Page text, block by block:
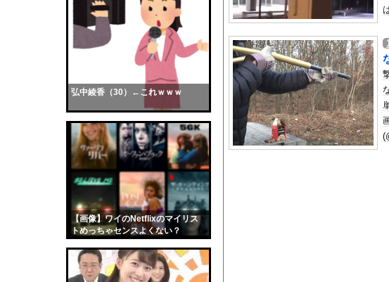
弘中綾香（30）←これｗｗｗ
【画像】ワイのNetflixのマイリス
トめっちゃセンスよくない？
【朗報】齋藤飛鳥、前屈みで完全に見え
海外「日本よ、お前がナンバーワンだ」
勇気を出して白人美女にチン凸したアジ
10年もの間浮気してた嫁。まさかと思
ウクライナ侵攻以降、ロシア軍兵士の
【配信者】「金バエ」のSNS更新が1週
【画像】女の子「危機管理フォーーーー